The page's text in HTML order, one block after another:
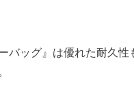
バッグ』は優れた耐久